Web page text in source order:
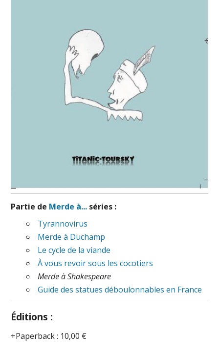
Partie de Merde à... séries :
Tyrannovirus
Merde à Duchamp
Le cycle de la viande
À vous revoir sous les cocotiers
Merde à Shakespeare
Guide des statues déboulonnables en France
Éditions :
Paperback: 10,00 €